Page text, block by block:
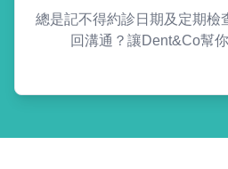
總是記不得約診日期及定期檢
回溝通？讓Dent&Co幫